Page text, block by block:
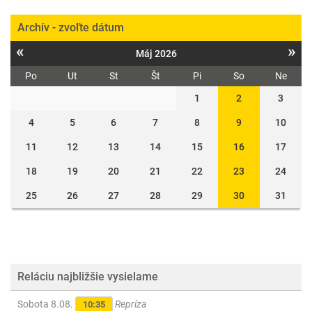
Archív - zvoľte dátum
« Máj 2026 »
Po Ut St Št Pi So
Ne
1
2 3
4 5 6 7 8 9 10
11 12 13 14 15 16 17
18 19 20 21 22 23 24
25 26 27 28 29 30 31
Reláciu najbližšie vysielame
Sobota 8.08. 10:35 Repríza